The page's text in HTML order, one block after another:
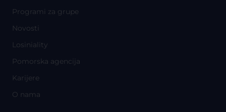
Programi za grupe
Novosti
Losiniality
Pomorska agencija
Karijere
O nama